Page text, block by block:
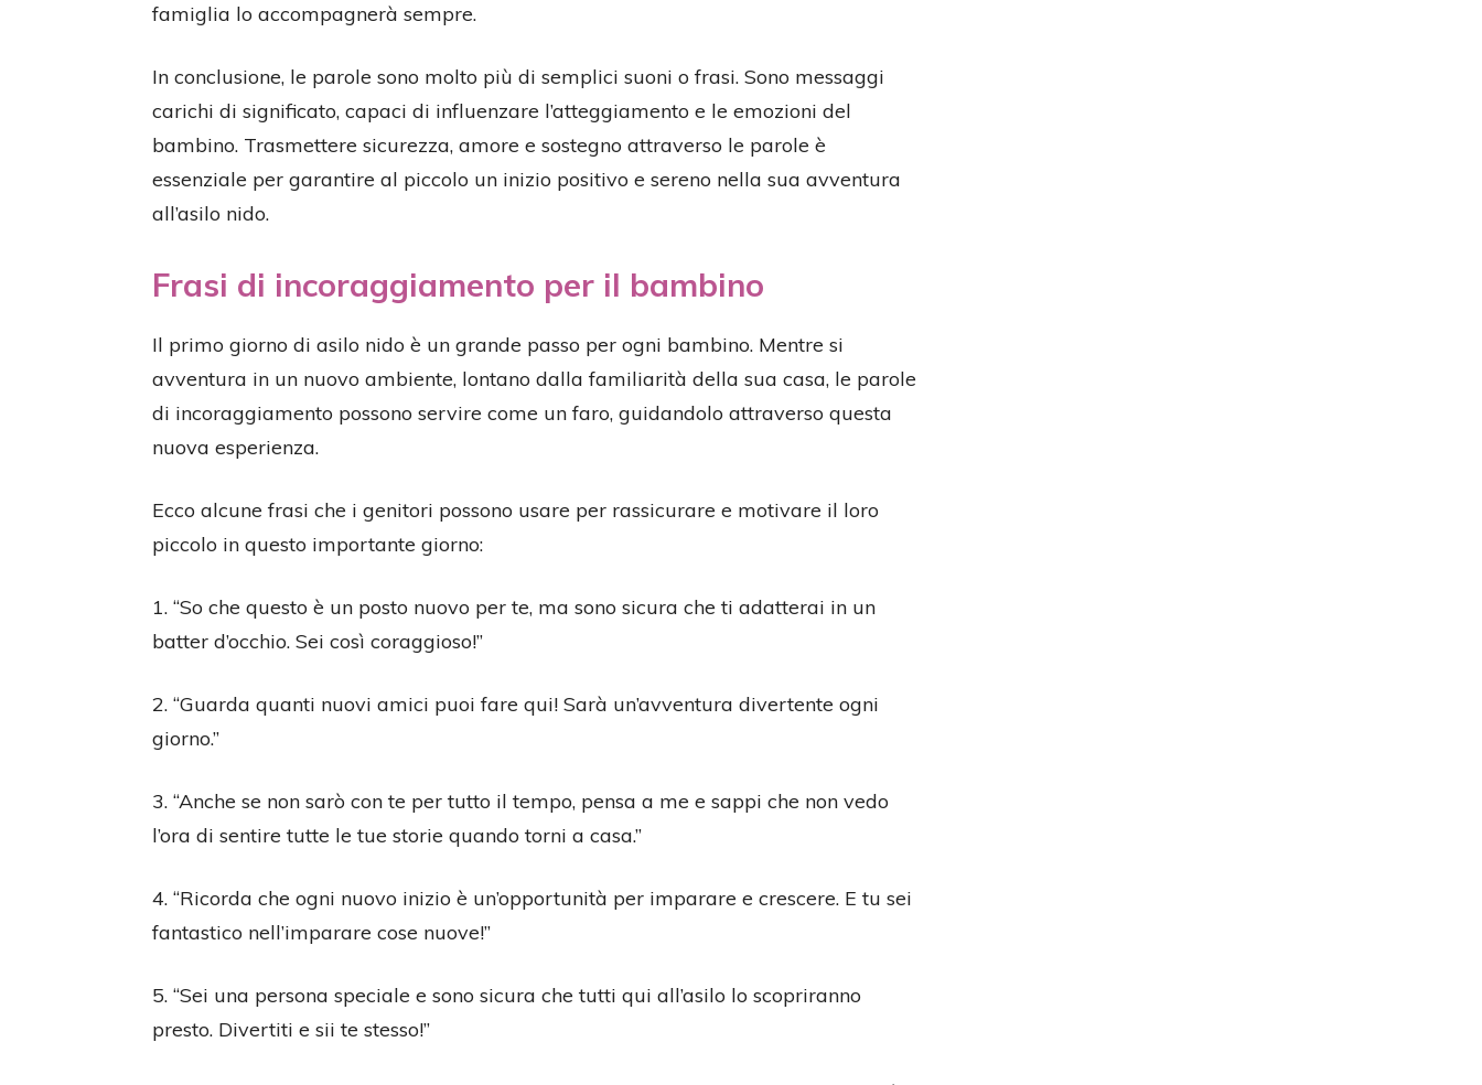
famiglia lo accompagnerà sempre.
In conclusione, le parole sono molto più di semplici suoni o frasi. Sono messaggi
carichi di significato, capaci di influenzare l’atteggiamento e le emozioni del
bambino. Trasmettere sicurezza, amore e sostegno attraverso le parole è
essenziale per garantire al piccolo un inizio positivo e sereno nella sua avventura
all’asilo nido.
Frasi di incoraggiamento per il bambino
Il primo giorno di asilo nido è un grande passo per ogni bambino. Mentre si
avventura in un nuovo ambiente, lontano dalla familiarità della sua casa, le parole
di incoraggiamento possono servire come un faro, guidandolo attraverso questa
nuova esperienza.
Ecco alcune frasi che i genitori possono usare per rassicurare e motivare il loro
piccolo in questo importante giorno:
1. “So che questo è un posto nuovo per te, ma sono sicura che ti adatterai in un
batter d’occhio. Sei così coraggioso!”
2. “Guarda quanti nuovi amici puoi fare qui! Sarà un’avventura divertente ogni
giorno.”
3. “Anche se non sarò con te per tutto il tempo, pensa a me e sappi che non vedo
l’ora di sentire tutte le tue storie quando torni a casa.”
4. “Ricorda che ogni nuovo inizio è un’opportunità per imparare e crescere. E tu sei
fantastico nell’imparare cose nuove!”
5. “Sei una persona speciale e sono sicura che tutti qui all’asilo lo scopriranno
presto. Divertiti e sii te stesso!”